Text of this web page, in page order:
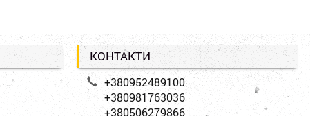
КОНТАКТИ
+380952489100
+380981763036
+380506279866